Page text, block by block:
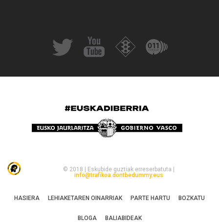
© 2018 | Eskubide guztiak erreserbatuta |
info@trafikoa.dontbedummy.eus
HASIERA LEHIAKETAREN OINARRIAK PARTE HARTU BOZKATU
BLOGA BALIABIDEAK